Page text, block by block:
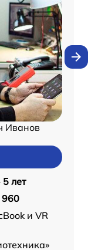
Иванов
5 лет
960
и VR